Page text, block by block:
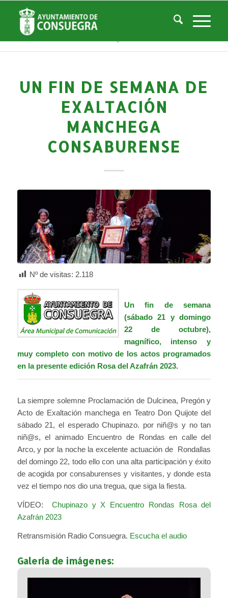
Noticias
Usted está aquí: Inicio / Noticias Cultura /
Actividades culturales y educativas
UN FIN DE SEMANA DE
EXALTACIÓN
MANCHEGA
CONSABURENSE
Nº de visitas: 2.118
Un fin de semana
(sábado 21 y domingo
22 de octubre),
magnífico, intenso y
muy completo con motivo de los actos programados
en la presente edición Rosa del Azafrán 2023.
La siempre solemne Proclamación de Dulcinea, Pregón y
Acto de Exaltación manchega en Teatro Don Quijote del
sábado 21, el esperado Chupinazo. por niñ@s y no tan
niñ@s, el animado Encuentro de Rondas en calle del
Arco, y por la noche la excelente actuación de Rondallas
del domingo 22, todo ello con una alta participación y éxito
de acogida por consaburenses y visitantes, y donde esta
vez el tiempo nos dio una tregua, que siga la fiesta.
VÍDEO:Chupinazo y X Encuentro Rondas Rosa del
Azafrán 2023
Retransmisión Radio Consuegra. Escucha el audio
Galería de imágenes: